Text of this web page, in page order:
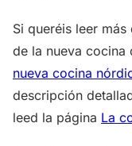
Si queréis leer
de la nueva cocina
nueva cocina
descripción
leed la página La